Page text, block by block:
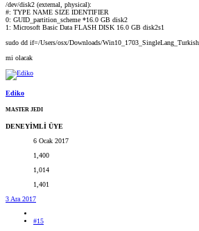
/dev/disk2 (external, physical):
#: TYPE NAME SIZE IDENTIFIER
0: GUID_partition_scheme *16.0 GB disk2
1: Microsoft Basic Data FLASH DISK 16.0 GB disk2s1
sudo dd if=/Users/osx/Downloads/
mi olacak
Ediko
MASTER JEDI
DENEYİMLİ ÜYE
6 Ocak 2017
1,400
1,014
1,401
3 Ara 2017
#15